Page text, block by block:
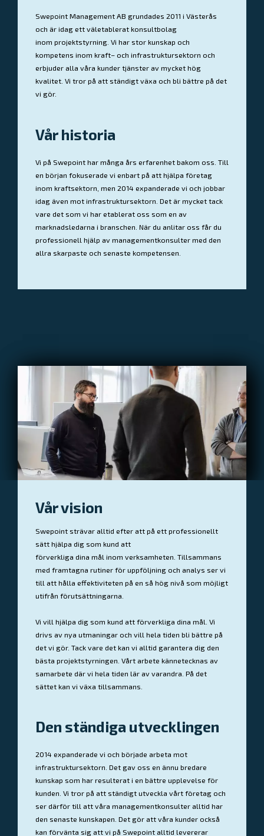
Swepoint Management AB grundades 2011 i Västerås
och är idag ett väletablerat konsultbolag
inom projektstyrning. Vi har stor kunskap och
kompetens inom kraft– och infrastruktursektorn och
erbjuder alla våra kunder tjänster av mycket hög
kvalitet. Vi tror på att ständigt växa och bli bättre på det
vi gör.
Vår historia
Vi på Swepoint har många års erfarenhet bakom oss. Till
en början fokuserade vi enbart på att hjälpa företag
inom kraftsektorn, men 2014 expanderade vi och jobbar
idag även mot infrastruktursektorn. Det är mycket tack
vare det som vi har etablerat oss som en av
marknadsledarna i branschen. När du anlitar oss får du
professionell hjälp av managementkonsulter med den
allra skarpaste och senaste kompetensen.
Vår vision
Swepoint strävar alltid efter att på ett professionellt
sätt hjälpa dig som kund att
förverkliga dina mål inom verksamheten. Tillsammans
med framtagna rutiner för uppföljning och analys ser vi
till att hålla effektiviteten på en så hög nivå som möjligt
utifrån förutsättningarna.
Vi vill hjälpa dig som kund att förverkliga dina mål. Vi
drivs av nya utmaningar och vill hela tiden bli bättre på
det vi gör. Tack vare det kan vi alltid garantera dig den
bästa projektstyrningen. Vårt arbete kännetecknas av
samarbete där vi hela tiden lär av varandra. På det
sättet kan vi växa tillsammans.
Den ständiga utvecklingen
2014 expanderade vi och började arbeta mot
infrastruktursektorn. Det gav oss en ännu bredare
kunskap som har resulterat i en bättre upplevelse för
kunden. Vi tror på att ständigt utveckla vårt företag och
ser därför till att våra managementkonsulter alltid har
den senaste kunskapen. Det gör att våra kunder också
kan förvänta sig att vi på Swepoint alltid levererar